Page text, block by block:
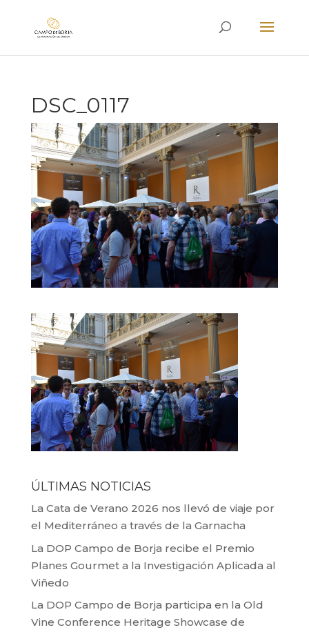
DSC_0117
ÚLTIMAS NOTICIAS
La Cata de Verano 2026 nos llevó de viaje por
el Mediterráneo a través de la Garnacha
La DOP Campo de Borja recibe el Premio
Planes Gourmet a la Investigación Aplicada al
Viñedo
La DOP Campo de Borja participa en la Old
Vine Conference Heritage Showcase de